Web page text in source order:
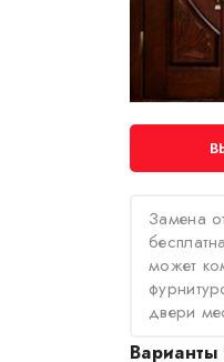
Замена
может
двери
Варианты